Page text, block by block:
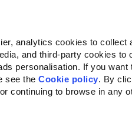
analytics cookies to collect
and third-party cookies to
personalisation. If you want
see theCookie policy. By
continuing to browse in any
à projets La marque